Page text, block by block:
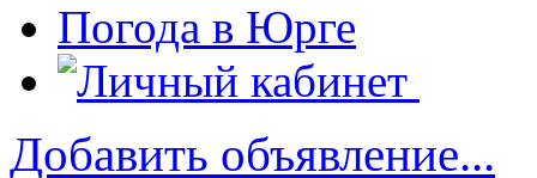
Погода в Юрге
Добавить объявление...